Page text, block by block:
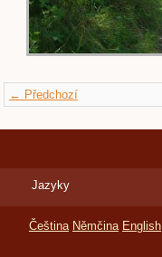
← Předchozí
Jazyky
Čeština Němčina English